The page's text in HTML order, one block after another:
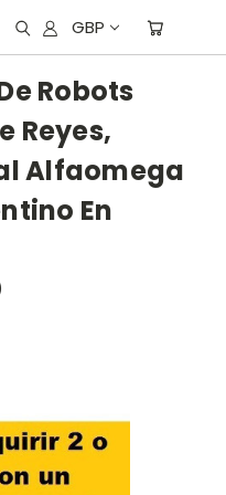
GBP
Robots
Reyes,
Alfaomega
En